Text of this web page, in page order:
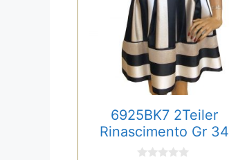
6925BK7 2Teiler
Rinascimento Gr 34